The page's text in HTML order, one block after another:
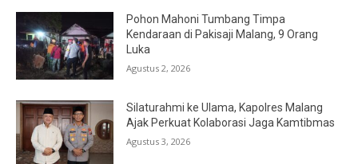
Pohon Mahoni Tumbang Timpa
Kendaraan di Pakisaji Malang, 9 Orang
Luka
Agustus 2, 2026
Silaturahmi ke Ulama, Kapolres Malang
Ajak Perkuat Kolaborasi Jaga Kamtibmas
Agustus 3, 2026